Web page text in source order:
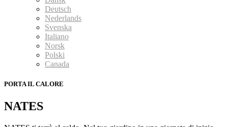
Deutsch
Nederlands
Svenska
Italiano
Norsk
Polski
Canada
PORTA IL CALORE
NATES